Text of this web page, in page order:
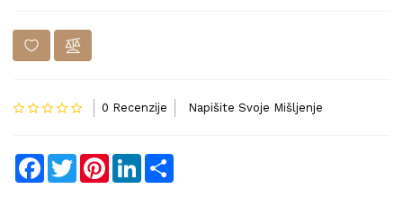
0 Recenzije Napišite Svoje Mišljenje
Facebook
TwitterPinterestLinkedIn